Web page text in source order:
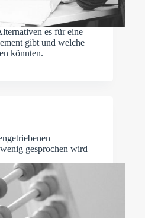
es für eine
gibt und welche
könnten.
gesprochen wird